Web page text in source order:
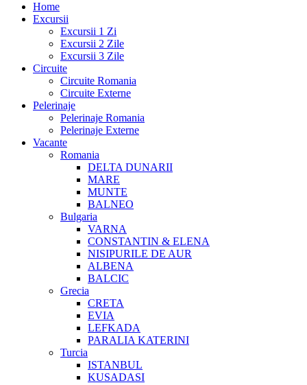
Home
Excursii
Excursii 1 Zi
Excursii 2 Zile
Excursii 3 Zile
Circuite
Circuite Romania
Circuite Externe
Pelerinaje
Pelerinaje Romania
Pelerinaje Externe
Vacante
Romania
DELTA DUNARII
MARE
MUNTE
BALNEO
Bulgaria
VARNA
CONSTANTIN & ELENA
NISIPURILE DE AUR
ALBENA
BALCIC
Grecia
CRETA
EVIA
LEFKADA
PARALIA KATERINI
Turcia
ISTANBUL
KUSADASI